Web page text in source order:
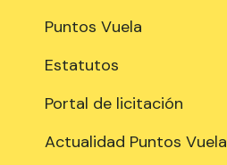
Puntos Vuela
Estatutos
Portal de licitación
Actualidad Puntos Vuela